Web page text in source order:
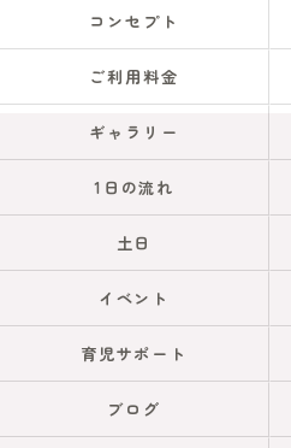
コンセプト
ご利用料金
ギャラリー
1日の流れ
土日
イベント
育児サポート
ブログ